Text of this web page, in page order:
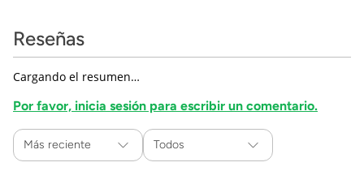
Reseñas
Cargando el resumen…
Por favor, inicia sesión para escribir un comentario.
Más reciente Todos